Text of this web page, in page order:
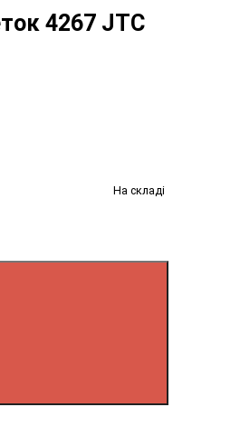
4267 JTC
На складі